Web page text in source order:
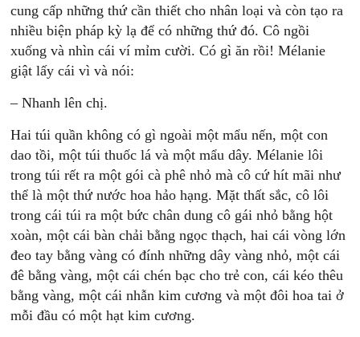
cung cấp những thứ cần thiết cho nhân loại và còn tạo ra
nhiều biện pháp kỳ lạ để có những thứ đó. Cô ngồi
xuống và nhìn cái ví mỉm cười. Có gì ăn rồi! Mélanie
giật lấy cái vì và nói:
– Nhanh lên chị.
Hai túi quần không có gì ngoài một mẩu nến, một con
dao tồi, một túi thuốc lá và một mẩu dây. Mélanie lôi
trong túi rết ra một gói cà phê nhỏ mà cô cứ hít mãi như
thể là một thứ nước hoa hảo hạng. Mặt thất sắc, cô lôi
trong cái túi ra một bức chân dung cô gái nhỏ bằng hột
xoàn, một cái bàn chải bằng ngọc thạch, hai cái vòng lớn
đeo tay bằng vàng có đính những dây vàng nhỏ, một cái
đê bằng vàng, một cái chén bạc cho trẻ con, cái kéo thêu
bằng vàng, một cái nhẫn kim cương và một đôi hoa tai ở
mỗi đầu có một hạt kim cương.